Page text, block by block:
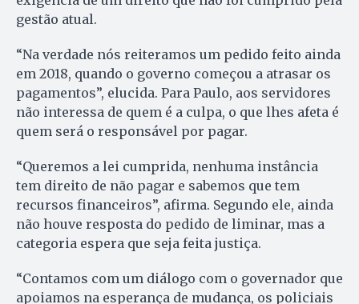
gestão atual.
“Na verdade nós reiteramos um pedido feito ainda
em 2018, quando o governo começou a atrasar os
pagamentos”, elucida. Para Paulo, aos servidores
não interessa de quem é a culpa, o que lhes afeta é
quem será o responsável por pagar.
“Queremos a lei cumprida, nenhuma instância
tem direito de não pagar e sabemos que tem
recursos financeiros”, afirma. Segundo ele, ainda
não houve resposta do pedido de liminar, mas a
categoria espera que seja feita justiça.
“Contamos com um diálogo com o governador que
apoiamos na esperança de mudança, os policiais